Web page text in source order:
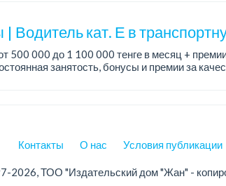
Водитель кат. Е в
500 000 до 1 100 000 тенге в месяц +
занятость, бонусы и премии за
Контакты О нас Условия публикации
2026, ТОО "Издательский дом "Жан" -